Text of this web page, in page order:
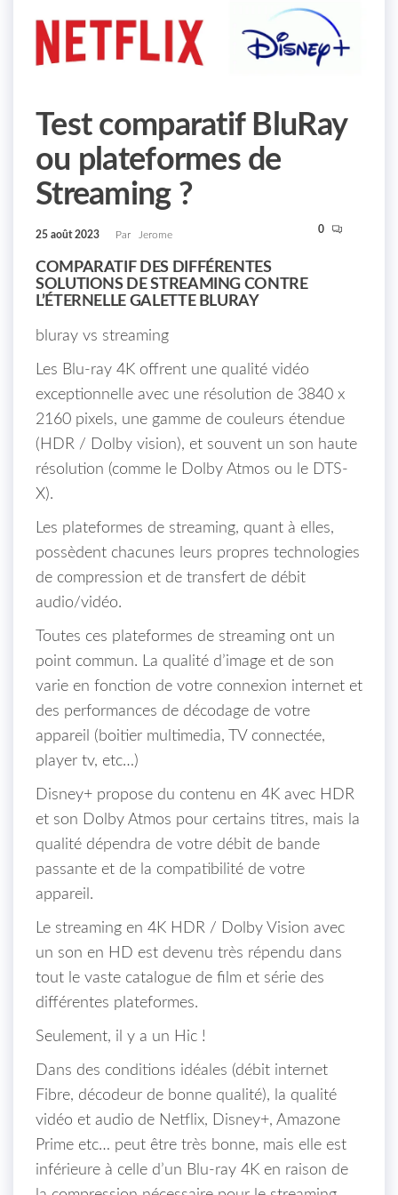
Test comparatif BluRay
ou plateformes de
Streaming ?
25 août 2023 Par Jerome 0
COMPARATIF DES DIFFÉRENTES
SOLUTIONS DE STREAMING CONTRE
L’ÉTERNELLE GALETTE BLURAY
bluray vs streaming
Les Blu-ray 4K offrent une qualité vidéo
exceptionnelle avec une résolution de 3840 x
2160 pixels, une gamme de couleurs étendue
(HDR / Dolby vision), et souvent un son haute
résolution (comme le Dolby Atmos ou le DTS-
X).
Les plateformes de streaming, quant à elles,
possèdent chacunes leurs propres technologies
de compression et de transfert de débit
audio/vidéo.
Toutes ces plateformes de streaming ont un
point commun. La qualité d’image et de son
varie en fonction de votre connexion internet et
des performances de décodage de votre
appareil (boitier multimedia, TV connectée,
player tv, etc…)
Disney+ propose du contenu en 4K avec HDR
et son Dolby Atmos pour certains titres, mais la
qualité dépendra de votre débit de bande
passante et de la compatibilité de votre
appareil.
Le streaming en 4K HDR / Dolby Vision avec
un son en HD est devenu très répendu dans
tout le vaste catalogue de film et série des
différentes plateformes.
Seulement, il y a un Hic !
Dans des conditions idéales (débit internet
Fibre, décodeur de bonne qualité), la qualité
vidéo et audio de Netflix, Disney+, Amazone
Prime etc… peut être très bonne, mais elle est
inférieure à celle d’un Blu-ray 4K en raison de